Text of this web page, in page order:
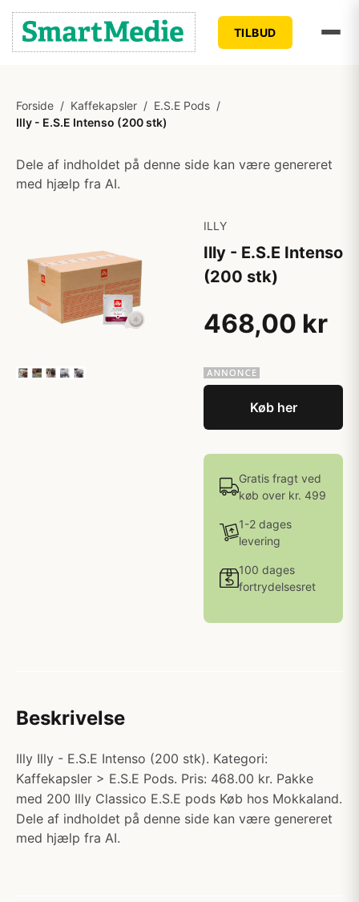
TILBUD
Forside / Kaffekapsler / E.S.E Pods /
Illy - E.S.E Intenso (200 stk)
Dele af indholdet på denne side kan være genereret
med hjælp fra AI.
ILLY
Illy - E.S.E Intenso
(200 stk)
468,00 kr
Køb her
Gratis fragt ved
køb over kr. 499
1-2 dages
levering
100 dages
fortrydelsesret
Beskrivelse
Illy Illy - E.S.E Intenso (200 stk). Kategori:
Kaffekapsler > E.S.E Pods. Pris: 468.00 kr. Pakke
med 200 Illy Classico E.S.E pods Køb hos Mokkaland.
Dele af indholdet på denne side kan være genereret
med hjælp fra AI.